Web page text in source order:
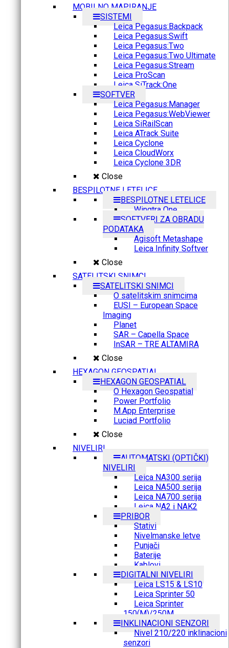
MOBILNO MAPIRANJE
SISTEMI
Leica Pegasus:Backpack
Leica Pegasus:Swift
Leica Pegasus:Two
Leica Pegasus:Two Ultimate
Leica Pegasus:Stream
Leica ProScan
Leica SiTrack:One
SOFTVER
Leica Pegasus:Manager
Leica Pegasus:WebViewer
Leica SiRailScan
Leica ATrack Suite
Leica Cyclone
Leica CloudWorx
Leica Cyclone 3DR
Close
BESPILOTNE LETELICE
BESPILOTNE LETELICE
Wingtra One
SOFTVERI ZA OBRADU
PODATAKA
Agisoft Metashape
Leica Infinity Softver
Close
SATELITSKI SNIMCI
SATELITSKI SNIMCI
O satelitskim snimcima
EUSI – European Space
Imaging
Planet
SAR – Capella Space
InSAR – TRE ALTAMIRA
Close
HEXAGON GEOSPATIAL
HEXAGON GEOSPATIAL
O Hexagon Geospatial
Power Portfolio
M.App Enterprise
Luciad Portfolio
Close
NIVELIRI
AUTOMATSKI (OPTIČKI)
NIVELIRI
Leica NA300 serija
Leica NA500 serija
Leica NA700 serija
Leica NA2 i NAK2
PRIBOR
Stativi
Nivelmanske letve
Punjači
Baterije
Kablovi
DIGITALNI NIVELIRI
Leica LS15 & LS10
Leica Sprinter 50
Leica Sprinter
150(M)/250M
INKLINACIONI SENZORI
Nivel 210/220 inklinacioni
senzori